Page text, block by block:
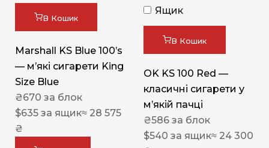
В Кошик
Marshall KS Blue 100’s
— м’які сигарети King
Size Blue
₴670 за блок
$635 за ящик≈ 28 575
₴
Ящик
В Кошик
OK KS 100 Red —
класичні сигарети у
м’якій пачці
₴586 за блок
$540 за ящик≈ 24 300